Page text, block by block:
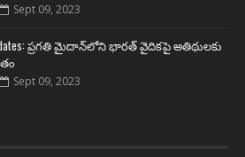
Sept 09, 2023
ప్రగతి మైదాన్‌లోని భారత్ వైదికపై అతిథులకు
Sept 09, 2023